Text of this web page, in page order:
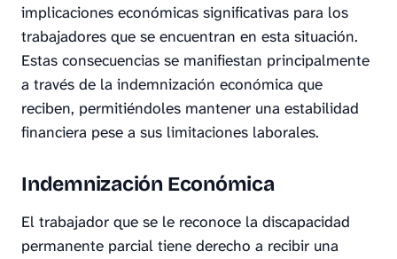
implicaciones económicas significativas para los
trabajadores que se encuentran en esta situación.
Estas consecuencias se manifiestan principalmente
a través de la indemnización económica que
reciben, permitiéndoles mantener una estabilidad
financiera pese a sus limitaciones laborales.
Indemnización Económica
El trabajador que se le reconoce la discapacidad
permanente parcial tiene derecho a recibir una